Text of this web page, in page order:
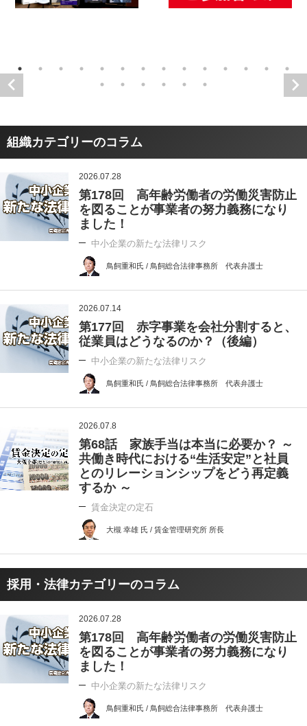
組織カテゴリーのコラム
2026.07.28
第178回 高年齢労働者の労働災害防止
を図ることが事業者の努力義務になり
ました！
中小企業の新たな法律リスク
鳥飼重和氏 / 鳥飼総合法律事務所 代表弁護士
2026.07.14
第177回 赤字事業を会社分割すると、
従業員はどうなるのか？（後編）
中小企業の新たな法律リスク
鳥飼重和氏 / 鳥飼総合法律事務所 代表弁護士
2026.07.8
第68話 家族手当は本当に必要か？ ～
共働き時代における“生活安定”と社員
とのリレーションシップをどう再定義
するか ～
賃金決定の定石
大槻 幸雄 氏 / 賃金管理研究所 所長
採用・法律カテゴリーのコラム
2026.07.28
第178回 高年齢労働者の労働災害防止
を図ることが事業者の努力義務になり
ました！
中小企業の新たな法律リスク
鳥飼重和氏 / 鳥飼総合法律事務所 代表弁護士